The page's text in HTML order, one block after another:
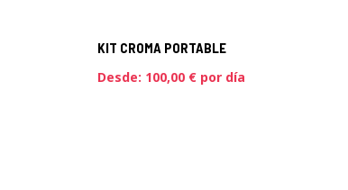
KIT CROMA PORTABLE
Desde: 100,00 €por día